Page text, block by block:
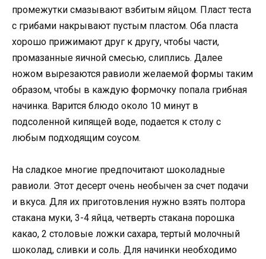
промежутки смазывают взбитым яйцом. Пласт теста
с грибами накрывают пустым пластом. Оба пласта
хорошо прижимают друг к другу, чтобы части,
промазанные яичной смесью, слиплись. Далее
ножом вырезаются равиоли желаемой формы таким
образом, чтобы в каждую формочку попала грибная
начинка. Варится блюдо около 10 минут в
подсоленной кипящей воде, подается к столу с
любым подходящим соусом.
На сладкое многие предпочитают шоколадные
равиоли. Этот десерт очень необычен за счет подачи
и вкуса. Для их приготовления нужно взять полтора
стакана муки, 3-4 яйца, четверть стакана порошка
какао, 2 столовые ложки сахара, тертый молочный
шоколад, сливки и соль. Для начинки необходимо